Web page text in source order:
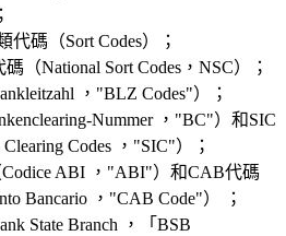
碼（Sort Codes）；
（National Sort Codes，NSC）；
，"BLZ Codes"）；
Nummer ，"BC"）和SIC
Codes ，"SIC"）；
ABI ，"ABI"）和CAB代碼
Bancario ，"CAB Code"） ；
State Branch ，「BSB